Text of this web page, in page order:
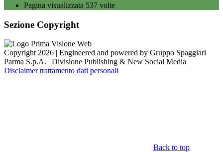
Pagina visualizzata 537 volte
Sezione Copyright
Copyright 2026 | Engineered and powered by Gruppo Spaggiari
Parma S.p.A. | Divisione Publishing & New Social Media
Disclaimer trattamento dati personali
Back to top